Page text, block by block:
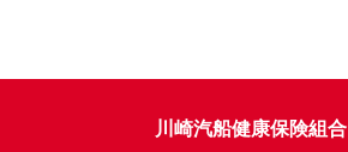
川崎汽船健康保険組合